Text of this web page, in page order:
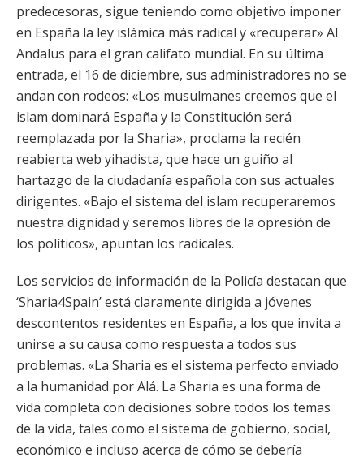
predecesoras, sigue teniendo como objetivo imponer
en España la ley islámica más radical y «recuperar» Al
Andalus para el gran califato mundial. En su última
entrada, el 16 de diciembre, sus administradores no se
andan con rodeos: «Los musulmanes creemos que el
islam dominará España y la Constitución será
reemplazada por la Sharia», proclama la recién
reabierta web yihadista, que hace un guiño al
hartazgo de la ciudadanía española con sus actuales
dirigentes. «Bajo el sistema del islam recuperaremos
nuestra dignidad y seremos libres de la opresión de
los políticos», apuntan los radicales.
Los servicios de información de la Policía destacan que
‘Sharia4Spain’ está claramente dirigida a jóvenes
descontentos residentes en España, a los que invita a
unirse a su causa como respuesta a todos sus
problemas. «La Sharia es el sistema perfecto enviado
a la humanidad por Alá. La Sharia es una forma de
vida completa con decisiones sobre todos los temas
de la vida, tales como el sistema de gobierno, social,
económico e incluso acerca de cómo se debería